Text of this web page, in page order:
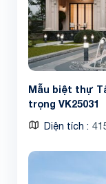
Mẫu biệt thự
trọng VK25031
Diện tích